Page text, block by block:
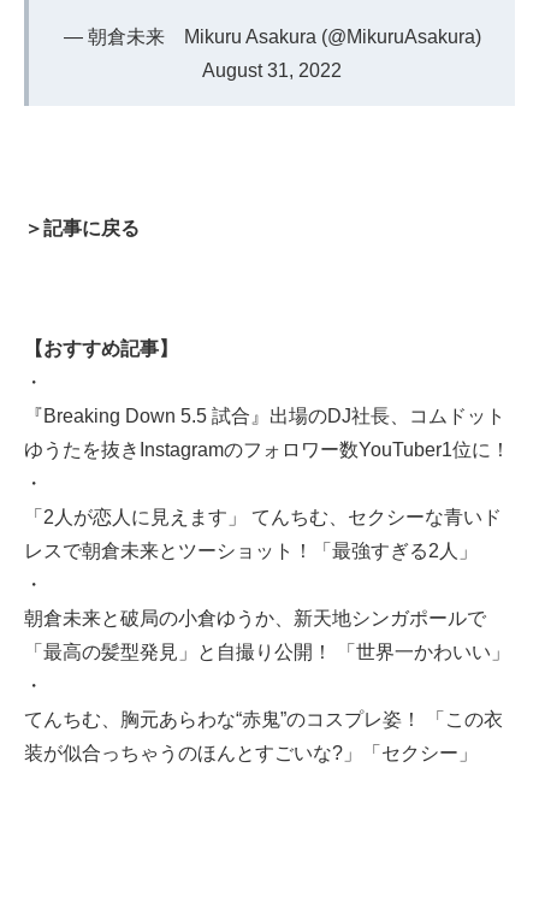
— 朝倉未来 Mikuru Asakura (@MikuruAsakura)
August 31, 2022
＞記事に戻る
【おすすめ記事】
・
『Breaking Down 5.5 試合』出場のDJ社長、コムドット
ゆうたを抜きInstagramのフォロワー数YouTuber1位に！
・
「2人が恋人に見えます」 てんちむ、セクシーな青いド
レスで朝倉未来とツーショット！「最強すぎる2人」
・
朝倉未来と破局の小倉ゆうか、新天地シンガポールで
「最高の髪型発見」と自撮り公開！ 「世界一かわいい」
・
てんちむ、胸元あらわな“赤鬼”のコスプレ姿！ 「この衣
装が似合っちゃうのほんとすごいな?」「セクシー」